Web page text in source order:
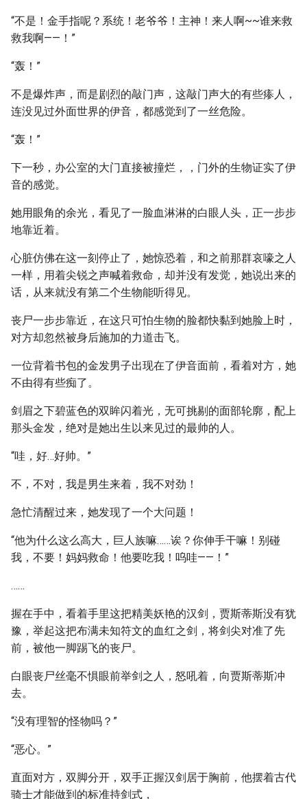
“不是！金手指呢？系统！老爷爷！主神！来人啊~~谁来救
救我啊——！”
“轰！”
不是爆炸声，而是剧烈的敲门声，这敲门声大的有些瘆人，
连没见过外面世界的伊音，都感觉到了一丝危险。
“轰！”
下一秒，办公室的大门直接被撞烂，，门外的生物证实了伊
音的感觉。
她用眼角的余光，看见了一脸血淋淋的白眼人头，正一步步
地靠近着。
心脏仿佛在这一刻停止了，她惊恐着，和之前那群哀嚎之人
一样，用着尖锐之声喊着救命，却并没有发觉，她说出来的
话，从来就没有第二个生物能听得见。
丧尸一步步靠近，在这只可怕生物的脸都快黏到她脸上时，
对方却忽然被身后施加的力道击飞。
一位背着书包的金发男子出现在了伊音面前，看着对方，她
不由得有些痴了。
剑眉之下碧蓝色的双眸闪着光，无可挑剔的面部轮廓，配上
那头金发，绝对是她出生以来见过的最帅的人。
“哇，好…好帅。”
不，不对，我是男生来着，我不对劲！
急忙清醒过来，她发现了一个大问题！
“他为什么这么高大，巨人族嘛……诶？你伸手干嘛！别碰
我，不要！妈妈救命！他要吃我！呜哇——！”
……
握在手中，看着手里这把精美妖艳的汉剑，贾斯蒂斯没有犹
豫，举起这把布满未知符文的血红之剑，将剑尖对准了先
前，被他一脚踢飞的丧尸。
白眼丧尸丝毫不惧眼前举剑之人，怒吼着，向贾斯蒂斯冲
去。
“没有理智的怪物吗？”
“恶心。”
直面对方，双脚分开，双手正握汉剑居于胸前，他摆着古代
骑士才能做到的标准持剑式，